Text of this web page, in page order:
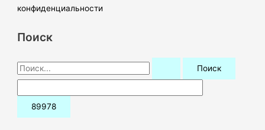
конфиденциальности
Поиск
П
о
и